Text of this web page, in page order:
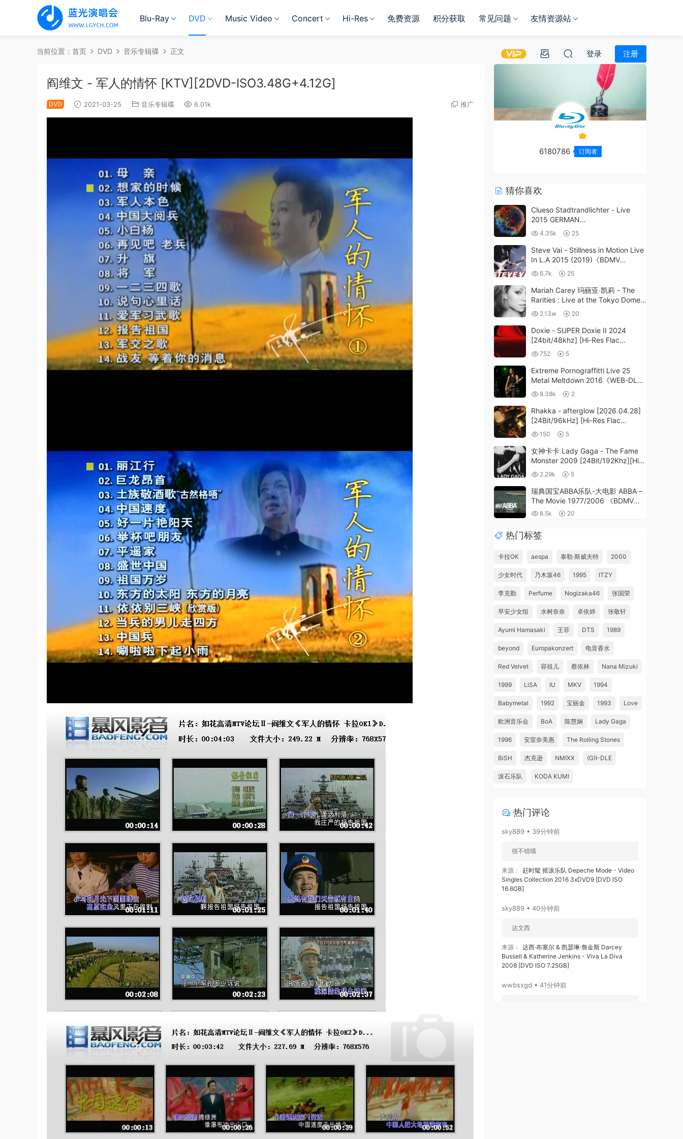
Blu-Ray DVD Music Video Concert Hi-Res 免费资源 积分获取 常见问题 友情资源站
登录 注册
当前位置： 首页 DVD 音乐专辑碟 正文
阎维文 - 军人的情怀 [KTV][2DVD-ISO3.48G+4.12G]
DVD 2021-03-25 音乐专辑碟 6.01k 推广
6180786 订阅者
猜你喜欢
Clueso Stadtrandlichter - Live
2015 GERMAN
COMPLETE《BDMV 32.1GB》
4.35k 25
Steve Vai - Stillness in Motion Live
In L.A 2015 (2019)《BDMV
42.4G》
6.7k 25
Mariah Carey 玛丽亚·凯莉 - The
Rarities : Live at the Tokyo Dome
1996 (2020) [BDMV 20.8GB]
2.13w 20
Doxie - SUPER Doxie II 2024
[24bit/48khz] [Hi-Res Flac
301MB]
752 5
Extreme Pornograffitti Live 25
Metal Meltdown 2016《WEB-DL
MKV 11.2G》
8.38k 2
Rhakka - afterglow [2026.04.28]
[24Bit/96kHz] [Hi-Res Flac
459MB]
150 5
女神卡卡 Lady Gaga - The Fame
Monster 2009 [24Bit/192Khz][Hi-
Res Flac 1.37GB]
2.29k 5
瑞典国宝ABBA乐队-大电影 ABBA –
The Movie 1977/2006 《BDMV
18.3G》
8.5k 20
热门标签
卡拉OK aespa 泰勒·斯威夫特 2000
少女时代 乃木坂46 1995 ITZY
李克勤 Perfume Nogizaka46 张国荣
早安少女组 水树奈奈 卓依婷 张敬轩
Ayumi Hamasaki 王菲 DTS 1989
beyond Europakonzert 电音香水
Red Velvet 容祖儿 蔡依林 Nana Mizuki
1999 LiSA IU MKV 1994
Babymetal 1992 宝丽金 1993 Love
欧洲音乐会 BoA 陈慧娴 Lady Gaga
1996 安室奈美惠 The Rolling Stones
BiSH 杰克逊 NMIXX (G)I-DLE
滚石乐队 KODA KUMI
热门评论
sky889 • 39分钟前
很不错哦
来源：
赶时髦 摇滚乐队 Depeche Mode - Video
Singles Collection 2016 3xDVD9 [DVD ISO
16.6GB]
sky889 • 40分钟前
达文西
来源：
达西·布塞尔 & 凯瑟琳·詹金斯 Darcey
Bussell & Katherine Jenkins - Viva La Diva
2008 [DVD ISO 7.25GB]
wwbsxgd • 41分钟前